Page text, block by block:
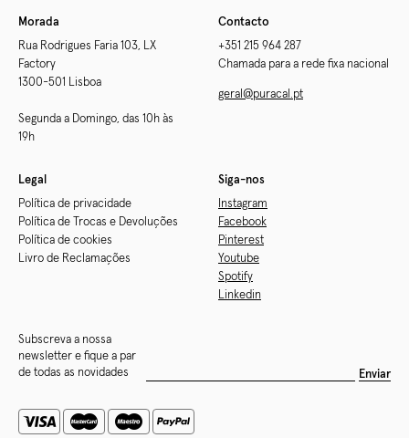
Morada
Rua Rodrigues Faria 103, LX
Factory
1300-501 Lisboa
Segunda a Domingo, das 10h às
19h
Contacto
+351 215 964 287
Chamada para a rede fixa nacional
geral@puracal.pt
Legal
Política de privacidade
Política de Trocas e Devoluções
Política de cookies
Livro de Reclamações
Siga-nos
Instagram
Facebook
Pinterest
Youtube
Spotify
Linkedin
Subscreva a nossa
newsletter e fique a par
de todas as novidades
Enviar